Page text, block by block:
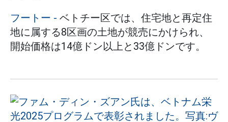
フートー - ベトチー区では、住宅地と再定住
地に属する8区画の土地が競売にかけられ、
開始価格は14億ドン以上と33億ドンです。